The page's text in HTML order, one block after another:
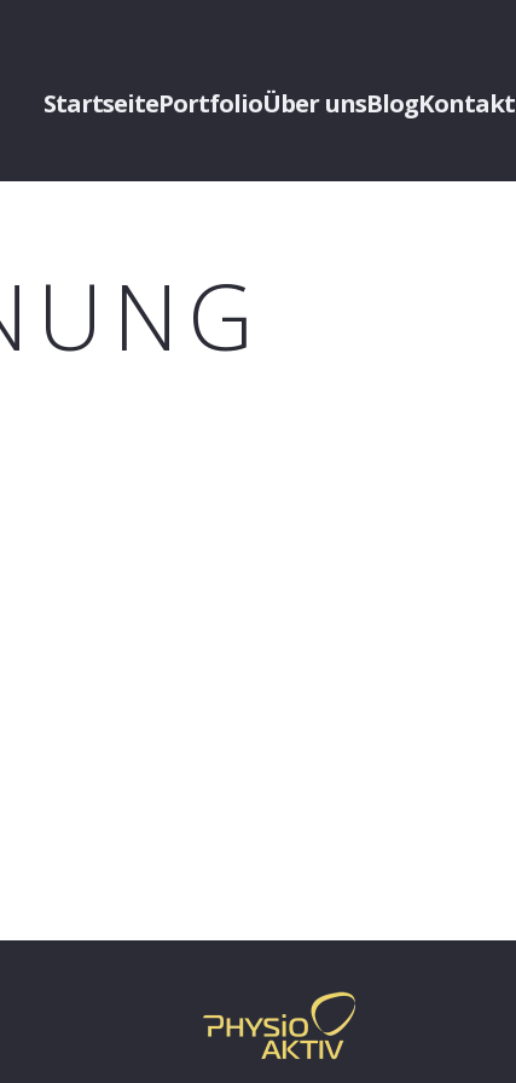
StartseitePortfolioÜber unsBlogKontakt